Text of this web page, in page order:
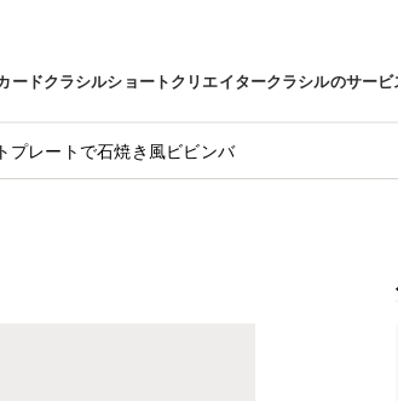
ードクラシルショートクリエイタークラシルのサービ
プレートで石焼き風ビビンバ